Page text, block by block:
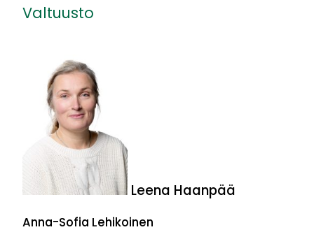
Valtuusto
Leena Haanpää
Anna-Sofia Lehikoinen